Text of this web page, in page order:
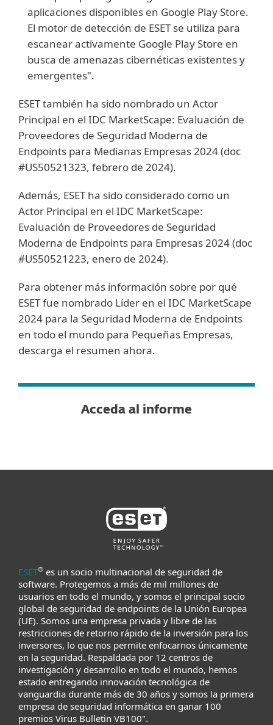
aplicaciones disponibles en Google Play Store.
El motor de detección de ESET se utiliza para
escanear activamente Google Play Store en
busca de amenazas cibernéticas existentes y
emergentes".
ESET también ha sido nombrado un Actor
Principal en el IDC MarketScape: Evaluación de
Proveedores de Seguridad Moderna de
Endpoints para Medianas Empresas 2024 (doc
#US50521323, febrero de 2024).
Además, ESET ha sido considerado como un
Actor Principal en el IDC MarketScape:
Evaluación de Proveedores de Seguridad
Moderna de Endpoints para Empresas 2024 (doc
#US50521223, enero de 2024).
Para obtener más información sobre por qué
ESET fue nombrado Líder en el IDC MarketScape
2024 para la Seguridad Moderna de Endpoints
en todo el mundo para Pequeñas Empresas,
descarga el resumen ahora.
Acceda al informe
ESET® es un socio multinacional de seguridad de
software. Protegemos a más de mil millones de
usuarios en todo el mundo, y somos el principal socio
global de seguridad de endpoints de la Unión Europea
(UE). Somos una empresa privada y libre de las
restricciones de retorno rápido de la inversión para los
inversores, lo que nos permite enfocarnos únicamente
en la seguridad. Respaldada por 12 centros de
investigación y desarrollo en todo el mundo, hemos
estado entregando innovación tecnológica de
vanguardia durante más de 30 años y somos la primera
empresa de seguridad informática en ganar 100
premios Virus Bulletin VB100".